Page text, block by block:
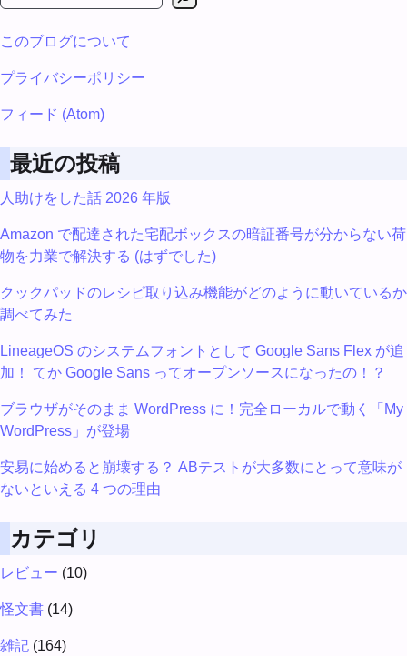
このブログについて
プライバシーポリシー
フィード (Atom)
最近の投稿
人助けをした話 2026 年版
Amazon で配達された宅配ボックスの暗証番号が分からない荷
物を力業で解決する (はずでした)
クックパッドのレシピ取り込み機能がどのように動いているか
調べてみた
LineageOS のシステムフォントとして Google Sans Flex が追
加！ てか Google Sans ってオープンソースになったの！？
ブラウザがそのまま WordPress に！完全ローカルで動く「My
WordPress」が登場
安易に始めると崩壊する？ ABテストが大多数にとって意味が
ないといえる 4 つの理由
カテゴリ
レビュー (10)
怪文書 (14)
雑記 (164)